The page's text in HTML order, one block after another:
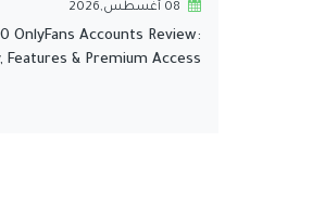
08 أغسطس,2026
OnlyFans Accounts Review:
Features & Premium Access